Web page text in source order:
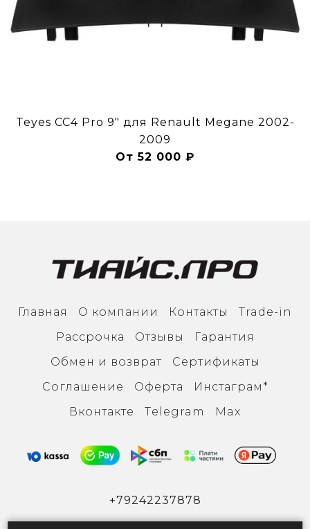
Teyes CC4 Pro 9" для Renault Megane 2002-
2009
От 52 000 ₽
Главная О компании Контакты
Trade-in
Рассрочка
Отзывы
Гарантия
Обмен и возврат
Сертификаты
Соглашение
Оферта
Инcтаграм*
Вконтакте
Тelegram Max
+79242237878